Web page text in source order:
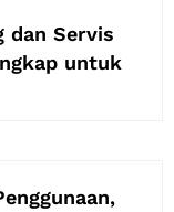
dan Servis
untuk